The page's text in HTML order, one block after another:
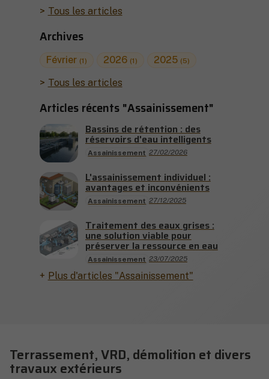
Tous les articles
Archives
Février (1) 2026 (1) 2025 (5)
Tous les articles
Articles récents "Assainissement"
Assainissement 27/02/2026
Bassins de rétention : des
réservoirs d'eau intelligents
Assainissement 27/12/2025
L'assainissement individuel :
avantages et inconvénients
Assainissement 23/07/2025
Traitement des eaux grises :
une solution viable pour
préserver la ressource en eau
Plus d'articles "Assainissement"
Terrassement, VRD, démolition et divers
travaux extérieurs